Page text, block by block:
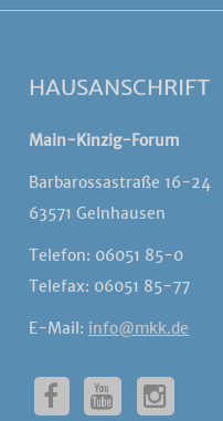
HAUSANSCHRIFT
Main-Kinzig-Forum
Barbarossastraße 16-24
63571 Gelnhausen
Telefon: 06051 85-0
Telefax: 06051 85-77
E-Mail: info@mkk.de